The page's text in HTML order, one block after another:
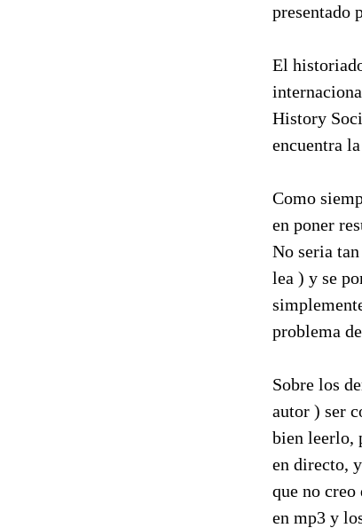
presentado
El
History
encuentra
Como
en poner
No seria
lea ) y se
problema
Sobre los
autor ) ser
bien leerlo,
en directo,
que no creo
en mp3 y